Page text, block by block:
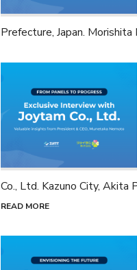
Prefecture, Japan.
Co., Ltd. Kazuno City,
READ MORE